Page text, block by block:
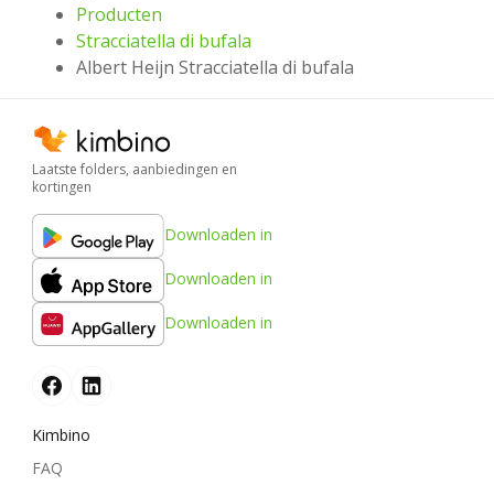
Producten
Stracciatella di bufala
Albert Heijn Stracciatella di bufala
Laatste folders, aanbiedingen en
kortingen
Downloaden in
Downloaden in
Downloaden in
Kimbino
FAQ